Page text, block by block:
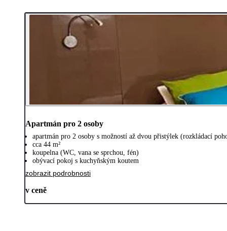
Apartmán pro 2 osoby
apartmán pro 2 osoby s možností až dvou přistýlek (rozkládací
cca 44 m²
koupelna (WC, vana se sprchou, fén)
obývací pokoj s kuchyňským koutem
zobrazit podrobnosti
v ceně